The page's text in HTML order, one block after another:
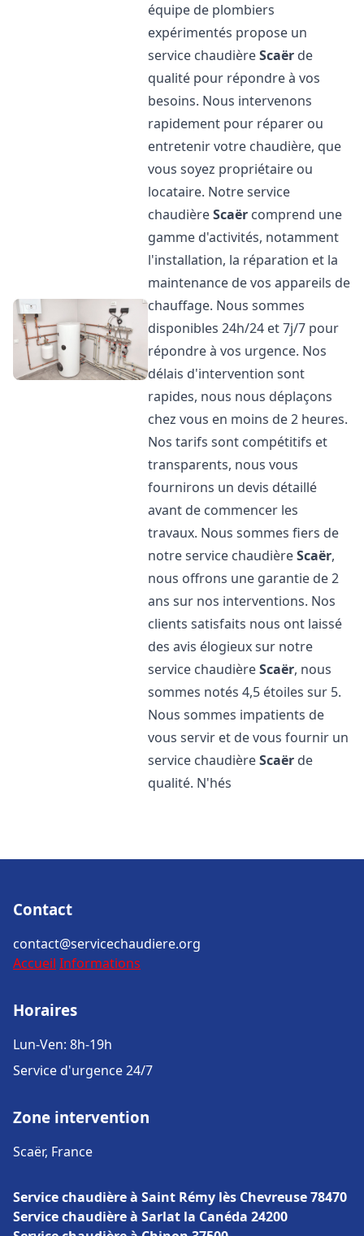
équipe de plombiers
expérimentés propose un
service chaudièreScaër de
qualité pour répondre à vos
besoins. Nous intervenons
rapidement pour réparer ou
entretenir votre chaudière, que
vous soyez propriétaire ou
locataire. Notre service
chaudièreScaër comprend une
gamme d'activités, notamment
l'installation, la réparation et la
maintenance de vos appareils de
chauffage. Nous sommes
disponibles 24h/24 et 7j/7 pour
répondre à vos urgence. Nos
délais d'intervention sont
rapides, nous nous déplaçons
chez vous en moins de 2 heures.
Nos tarifs sont compétitifs et
transparents, nous vous
fournirons un devis détaillé
avant de commencer les
travaux. Nous sommes fiers de
notre service chaudièreScaër,
nous offrons une garantie de 2
ans sur nos interventions. Nos
clients satisfaits nous ont laissé
des avis élogieux sur notre
service chaudièreScaër, nous
sommes notés 4,5 étoiles sur 5.
Nous sommes impatients de
vous servir et de vous fournir un
service chaudièreScaër de
qualité. N'hés
Contact
contact@servicechaudiere.org
Accueil Informations
Horaires
Lun-Ven: 8h-19h
Service d'urgence 24/7
Zone intervention
Scaër, France
Service chaudière à Saint Rémy lès Chevreuse 78470
Service chaudière à Sarlat la Canéda 24200